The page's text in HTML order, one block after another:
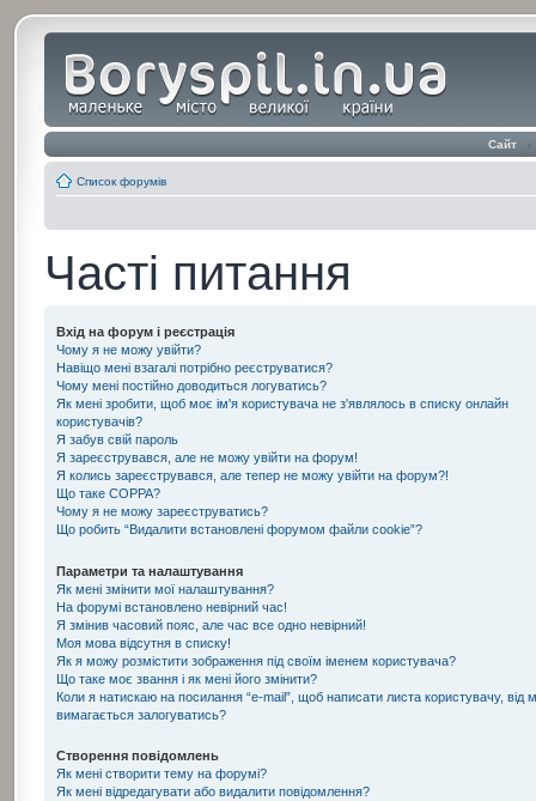
Сайт ‹
Список форумів
Часті питання
Вхід на форум і реєстрація
Чому я не можу увійти?
Навіщо мені взагалі потрібно реєструватися?
Чому мені постійно доводиться логуватись?
Як мені зробити, щоб моє ім'я користувача не з'являлось в списку онлайн
користувачів?
Я забув свій пароль
Я зареєструвався, але не можу увійти на форум!
Я колись зареєструвався, але тепер не можу увійти на форум?!
Що таке COPPA?
Чому я не можу зареєструватись?
Що робить “Видалити встановлені форумом файли cookie”?
Параметри та налаштування
Як мені змінити мої налаштування?
На форумі встановлено невірний час!
Я змінив часовий пояс, але час все одно невірний!
Моя мова відсутня в списку!
Як я можу розмістити зображення під своїм іменем користувача?
Що таке моє звання і як мені його змінити?
Коли я натискаю на посилання “e-mail”, щоб написати листа користувачу, від
вимагається залогуватись?
Створення повідомлень
Як мені створити тему на форумі?
Як мені відредагувати або видалити повідомлення?